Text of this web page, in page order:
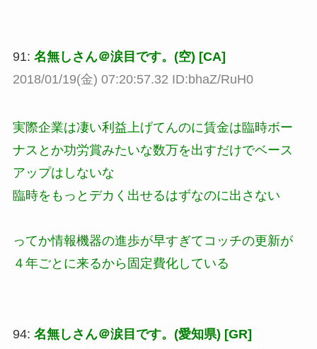
91: 名無しさん＠涙目です。(空) [CA]
2018/01/19(金) 07:20:57.32 ID:bhaZ/RuH0
実際企業は凄い利益上げてんのに賃金は臨時ボー
ナスとか功労賞みたいな数万を出すだけでベース
アップはしないな
臨時をもっとデカく出せるはずなのに出さない
ってか情報機器の進歩が早すぎてコッチの更新が
４年ごとに来るから固定費化している
94: 名無しさん＠涙目です。(愛知県) [GR]